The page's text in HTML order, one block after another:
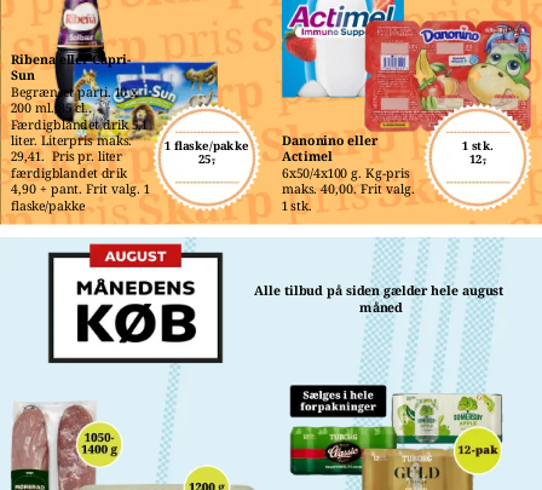
1 flaske/pakke
25,-
Ribena eller Capri-
Sun
Begrænset parti. 10 x
200 ml./85 cl..
Færdigblandet drik 5,1
liter. Literpris maks.
29,41.  Pris pr. liter
færdigblandet drik
4,90 + pant. Frit valg. 1
flaske/pakke
1 stk.
12,-
Danonino eller
Actimel
6x50/4x100 g. Kg-pris
maks. 40,00. Frit valg.
1 stk.
Alle tilbud på siden gælder hele august
måned